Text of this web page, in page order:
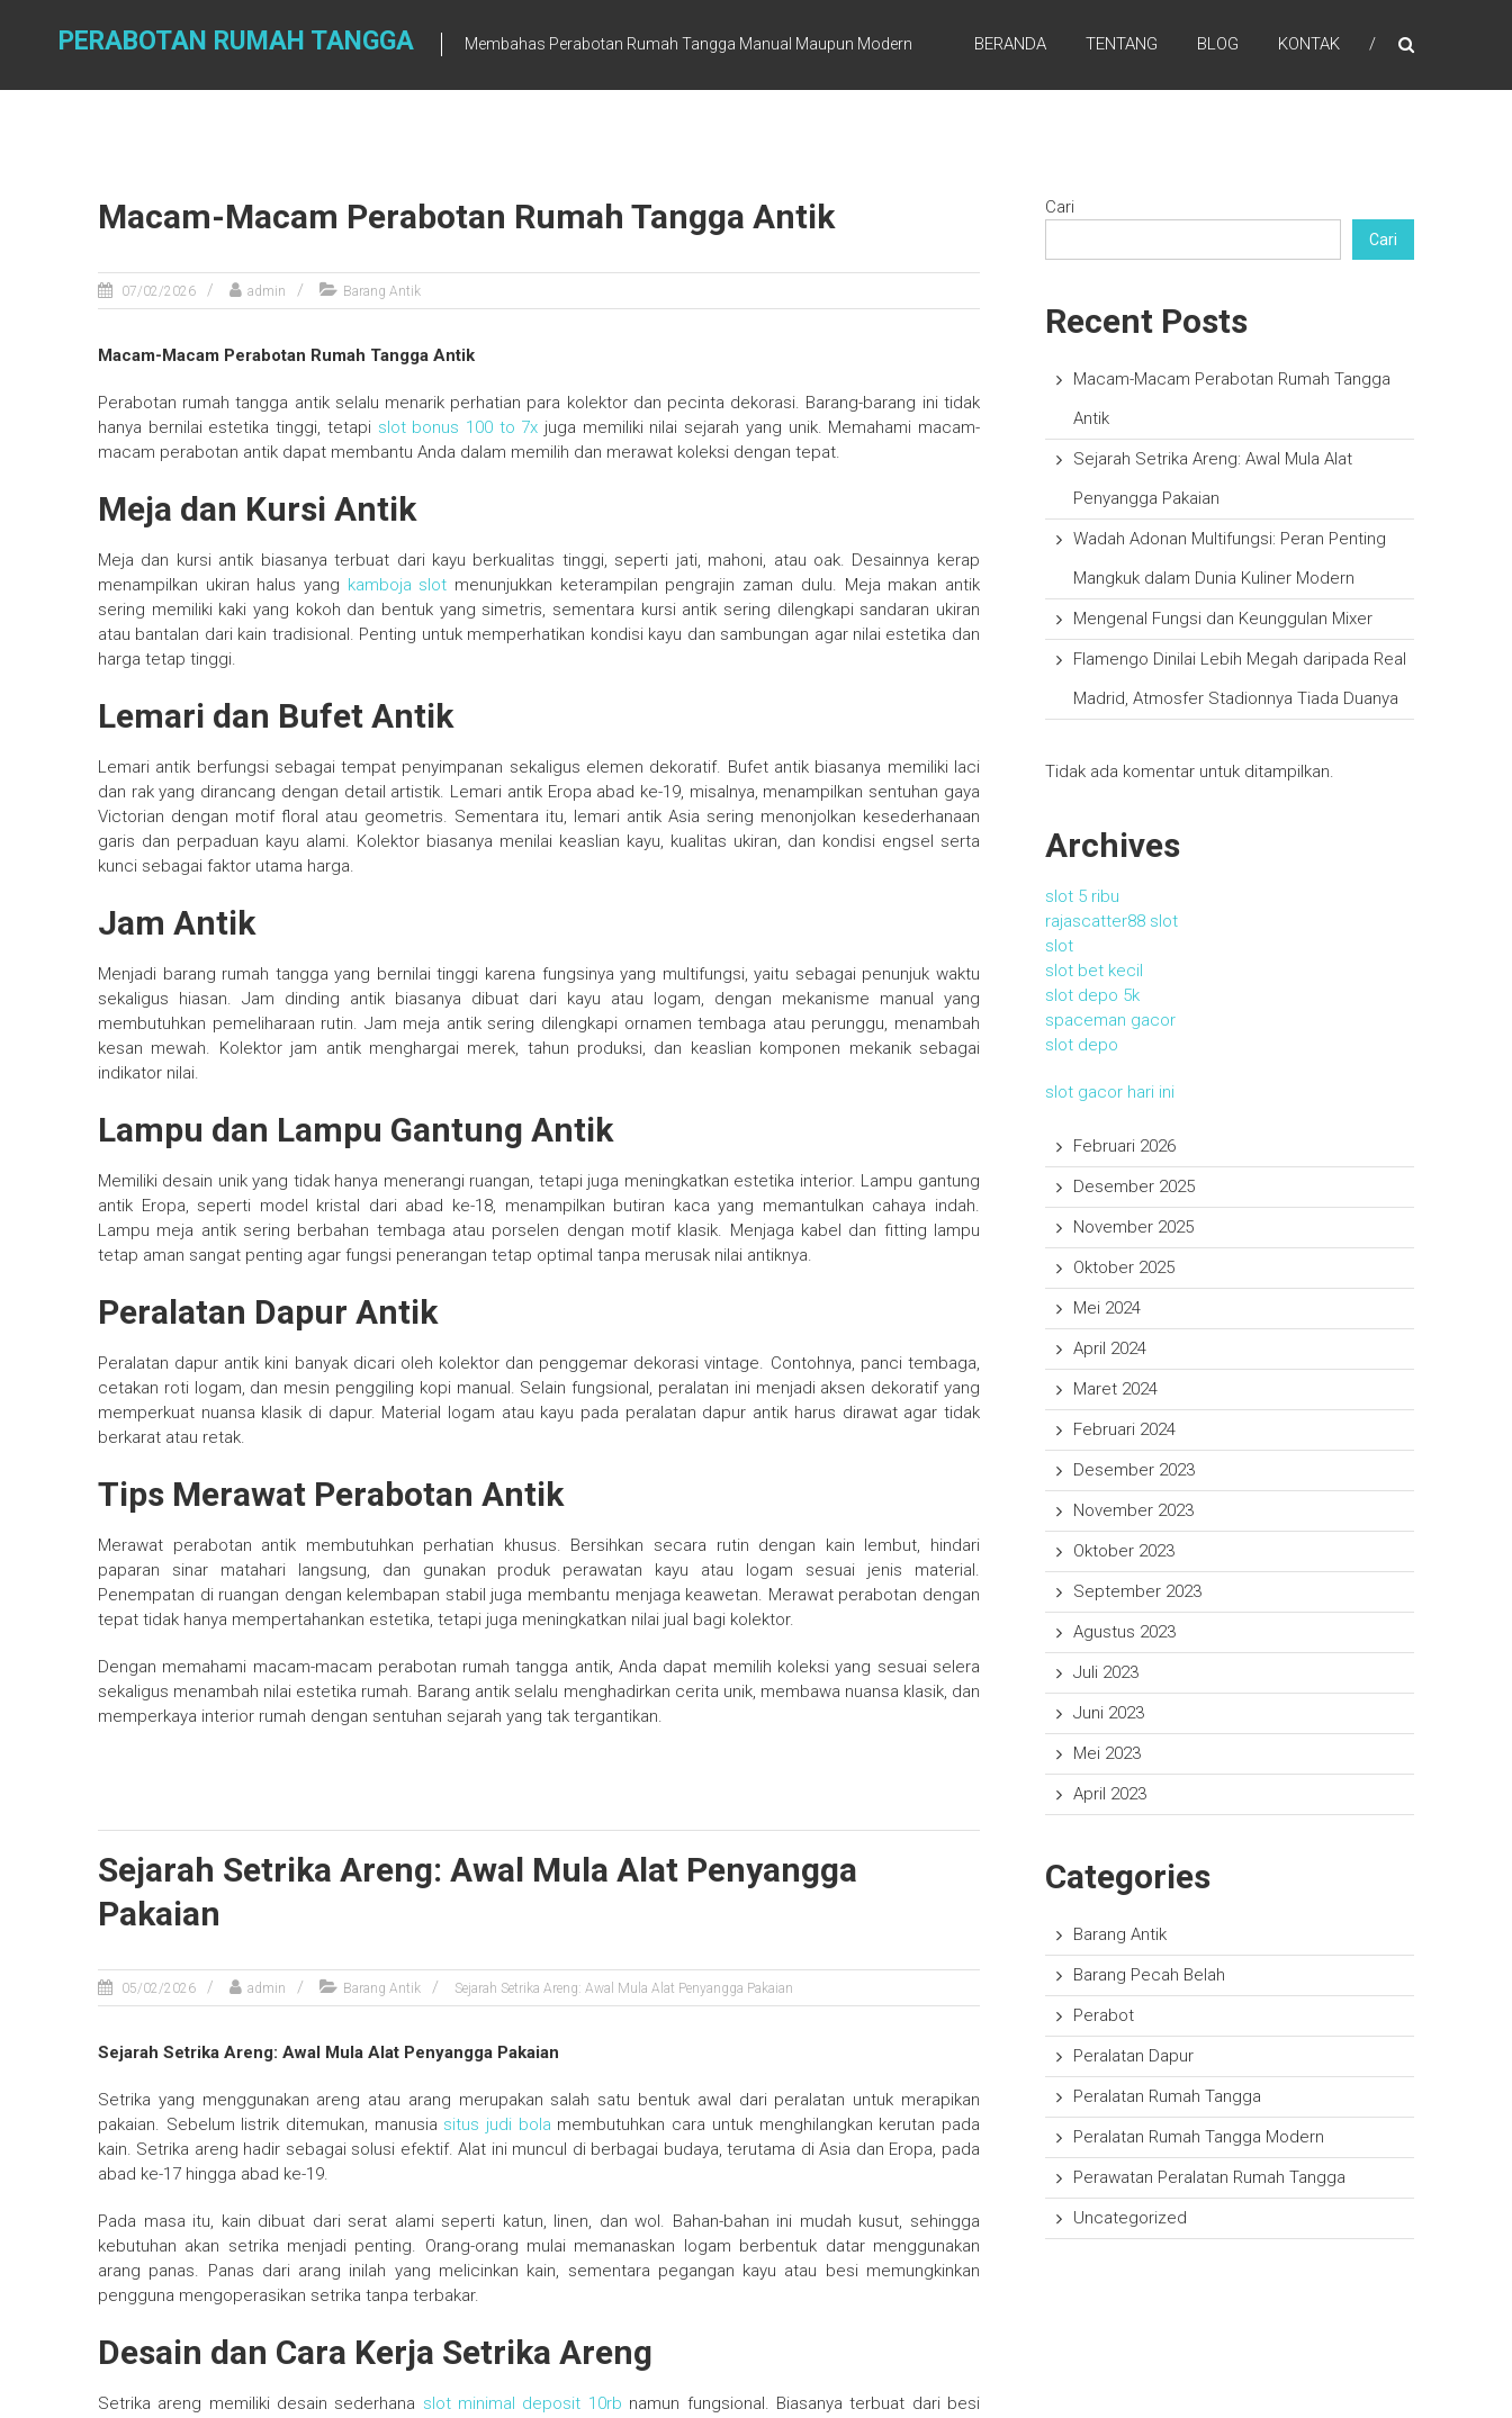
PERABOTAN RUMAH TANGGA Membahas Perabotan Rumah Tangga Manual Maupun Modern BERANDA TENTANG BLOG KONTAK
Macam-Macam Perabotan Rumah Tangga Antik
07/02/2026 admin Barang Antik
Macam-Macam Perabotan Rumah Tangga Antik
Perabotan rumah tangga antik selalu menarik perhatian para kolektor dan pecinta dekorasi. Barang-barang ini tidak
hanya bernilai estetika tinggi, tetapi slot bonus 100 to 7x juga memiliki nilai sejarah yang unik. Memahami macam-
macam perabotan antik dapat membantu Anda dalam memilih dan merawat koleksi dengan tepat.
Meja dan Kursi Antik
Meja dan kursi antik biasanya terbuat dari kayu berkualitas tinggi, seperti jati, mahoni, atau oak. Desainnya kerap
menampilkan ukiran halus yang kamboja slot menunjukkan keterampilan pengrajin zaman dulu. Meja makan antik
sering memiliki kaki yang kokoh dan bentuk yang simetris, sementara kursi antik sering dilengkapi sandaran ukiran
atau bantalan dari kain tradisional. Penting untuk memperhatikan kondisi kayu dan sambungan agar nilai estetika dan
harga tetap tinggi.
Lemari dan Bufet Antik
Lemari antik berfungsi sebagai tempat penyimpanan sekaligus elemen dekoratif. Bufet antik biasanya memiliki laci
dan rak yang dirancang dengan detail artistik. Lemari antik Eropa abad ke-19, misalnya, menampilkan sentuhan gaya
Victorian dengan motif floral atau geometris. Sementara itu, lemari antik Asia sering menonjolkan kesederhanaan
garis dan perpaduan kayu alami. Kolektor biasanya menilai keaslian kayu, kualitas ukiran, dan kondisi engsel serta
kunci sebagai faktor utama harga.
Jam Antik
Menjadi barang rumah tangga yang bernilai tinggi karena fungsinya yang multifungsi, yaitu sebagai penunjuk waktu
sekaligus hiasan. Jam dinding antik biasanya dibuat dari kayu atau logam, dengan mekanisme manual yang
membutuhkan pemeliharaan rutin. Jam meja antik sering dilengkapi ornamen tembaga atau perunggu, menambah
kesan mewah. Kolektor jam antik menghargai merek, tahun produksi, dan keaslian komponen mekanik sebagai
indikator nilai.
Lampu dan Lampu Gantung Antik
Memiliki desain unik yang tidak hanya menerangi ruangan, tetapi juga meningkatkan estetika interior. Lampu gantung
antik Eropa, seperti model kristal dari abad ke-18, menampilkan butiran kaca yang memantulkan cahaya indah.
Lampu meja antik sering berbahan tembaga atau porselen dengan motif klasik. Menjaga kabel dan fitting lampu
tetap aman sangat penting agar fungsi penerangan tetap optimal tanpa merusak nilai antiknya.
Peralatan Dapur Antik
Peralatan dapur antik kini banyak dicari oleh kolektor dan penggemar dekorasi vintage. Contohnya, panci tembaga,
cetakan roti logam, dan mesin penggiling kopi manual. Selain fungsional, peralatan ini menjadi aksen dekoratif yang
memperkuat nuansa klasik di dapur. Material logam atau kayu pada peralatan dapur antik harus dirawat agar tidak
berkarat atau retak.
Tips Merawat Perabotan Antik
Merawat perabotan antik membutuhkan perhatian khusus. Bersihkan secara rutin dengan kain lembut, hindari
paparan sinar matahari langsung, dan gunakan produk perawatan kayu atau logam sesuai jenis material.
Penempatan di ruangan dengan kelembapan stabil juga membantu menjaga keawetan. Merawat perabotan dengan
tepat tidak hanya mempertahankan estetika, tetapi juga meningkatkan nilai jual bagi kolektor.
Dengan memahami macam-macam perabotan rumah tangga antik, Anda dapat memilih koleksi yang sesuai selera
sekaligus menambah nilai estetika rumah. Barang antik selalu menghadirkan cerita unik, membawa nuansa klasik, dan
memperkaya interior rumah dengan sentuhan sejarah yang tak tergantikan.
Sejarah Setrika Areng: Awal Mula Alat Penyangga
Pakaian
05/02/2026 admin Barang Antik Sejarah Setrika Areng: Awal Mula Alat Penyangga Pakaian
Sejarah Setrika Areng: Awal Mula Alat Penyangga Pakaian
Setrika yang menggunakan areng atau arang merupakan salah satu bentuk awal dari peralatan untuk merapikan
pakaian. Sebelum listrik ditemukan, manusia situs judi bola membutuhkan cara untuk menghilangkan kerutan pada
kain. Setrika areng hadir sebagai solusi efektif. Alat ini muncul di berbagai budaya, terutama di Asia dan Eropa, pada
abad ke-17 hingga abad ke-19.
Pada masa itu, kain dibuat dari serat alami seperti katun, linen, dan wol. Bahan-bahan ini mudah kusut, sehingga
kebutuhan akan setrika menjadi penting. Orang-orang mulai memanaskan logam berbentuk datar menggunakan
arang panas. Panas dari arang inilah yang melicinkan kain, sementara pegangan kayu atau besi memungkinkan
pengguna mengoperasikan setrika tanpa terbakar.
Desain dan Cara Kerja Setrika Areng
Setrika areng memiliki desain sederhana slot minimal deposit 10rb namun fungsional. Biasanya terbuat dari besi
Cari
Cari
Recent Posts
Macam-Macam Perabotan Rumah Tangga
Antik
Sejarah Setrika Areng: Awal Mula Alat
Penyangga Pakaian
Wadah Adonan Multifungsi: Peran Penting
Mangkuk dalam Dunia Kuliner Modern
Mengenal Fungsi dan Keunggulan Mixer
Flamengo Dinilai Lebih Megah daripada Real
Madrid, Atmosfer Stadionnya Tiada Duanya
Tidak ada komentar untuk ditampilkan.
Archives
slot 5 ribu
rajascatter88 slot
slot
slot bet kecil
slot depo 5k
spaceman gacor
slot depo
slot gacor hari ini
Februari 2026
Desember 2025
November 2025
Oktober 2025
Mei 2024
April 2024
Maret 2024
Februari 2024
Desember 2023
November 2023
Oktober 2023
September 2023
Agustus 2023
Juli 2023
Juni 2023
Mei 2023
April 2023
Categories
Barang Antik
Barang Pecah Belah
Perabot
Peralatan Dapur
Peralatan Rumah Tangga
Peralatan Rumah Tangga Modern
Perawatan Peralatan Rumah Tangga
Uncategorized